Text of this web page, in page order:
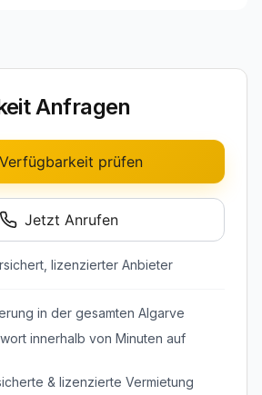
Anfragen
Verfügbarkeit prüfen
Jetzt Anrufen
lizenzierter Anbieter
in der gesamten Algarve
innerhalb von Minuten auf
& lizenzierte Vermietung